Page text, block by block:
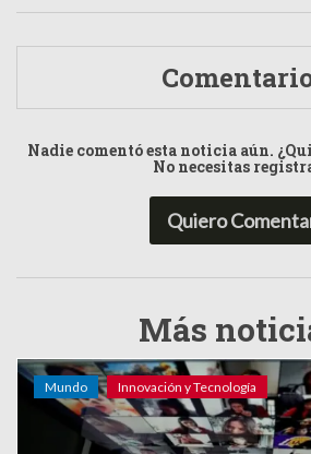
Nadie comentó esta noticia aún.
No necesitas
Quiero
Más
Mundo Innovación y Tecnología